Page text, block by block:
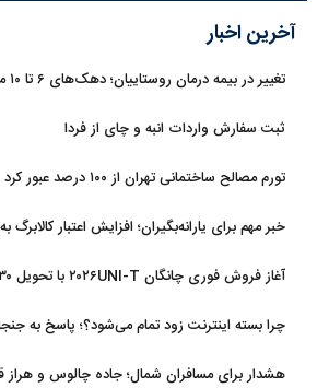
آخرین اخبار
ثبت سفارش واردات انبه و چای از فردا
تورم مصالح ساختمانی تهران از ۱۰۰ درصد عبور کرد
خبر مهم برای یارانه‌بگیران؛ افزایش اعتبار کالابرگ
چرا بسته اینترنت زود تمام می‌شود؟؛ پاسخ به
هشدار برای مسافران شمال؛ جاده چالوس و